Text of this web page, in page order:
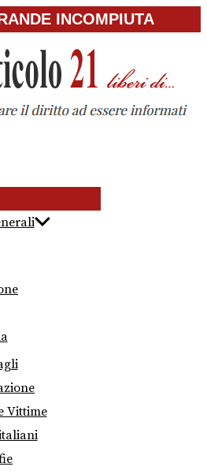
INCOMPIUTA
Vittime